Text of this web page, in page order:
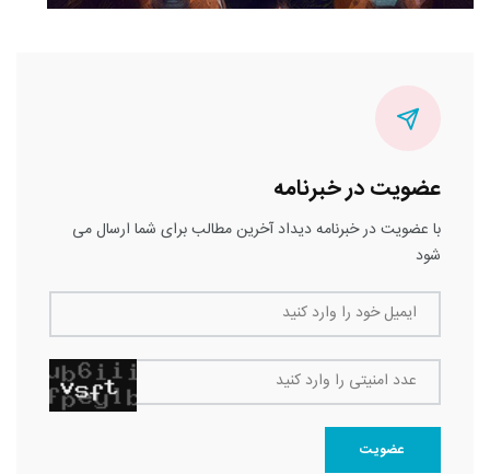
عضویت در خبرنامه
با عضویت در خبرنامه دیداد آخرین مطالب برای شما ارسال می
شود
ایمیل خود را وارد کنید
عدد امنیتی را وارد کنید
عضویت